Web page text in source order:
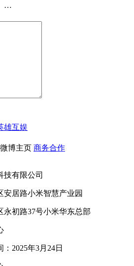
…
雄互娱
微博主页 商务合作
技有限公司
安居路小米智慧产业园
初路37号小米华东总部
2025年3月24日